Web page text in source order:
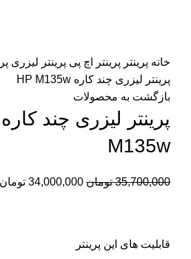
خانه پرینتر پرینتر اچ پی پرینتر لیزری
پرینتر لیزری چند کاره HP M135w
بازگشت به محصولات
M135w
35,700,000 تومان 34,000,000 تومان
قابلیت های این پرینتر